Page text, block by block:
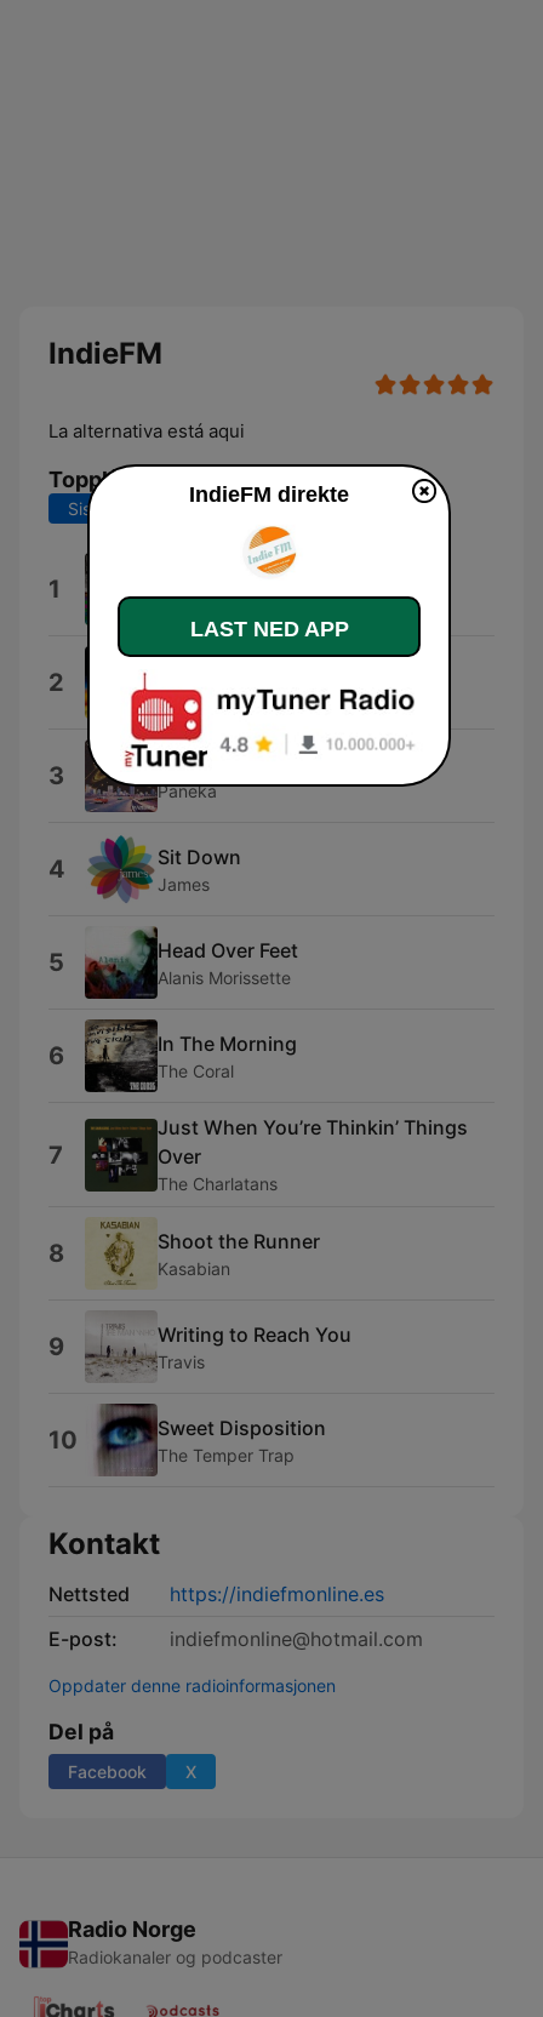
IndieFM
La alternativa está aqui
Topplåter
Siste 7 dager Siste 30 dager
1 Royel Otis
2 Biffy Clyro
3 01 Fm
Paneka
4 Sit Down
James
5 Head Over Feet
Alanis Morissette
6 In The Morning
The Coral
7
Just When You’re Thinkin’ Things
Over
The Charlatans
8 Shoot the Runner
Kasabian
9 Writing to Reach You
Travis
10 Sweet Disposition
The Temper Trap
Kontakt
Nettsted
https://indiefmonline.es
E-post:
indiefmonline@hotmail.com
Oppdater denne radioinformasjonen
Del på
Facebook X
Radio Norge
Radiokanaler og podcaster
IndieFM direkte
LAST NED APP